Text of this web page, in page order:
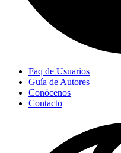
Faq de Usuarios
Guía de Autores
Conócenos
Contacto